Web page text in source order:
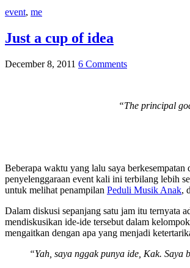
event, me
Just a cup of idea
December 8, 2011 6 Comments
“The principal
Beberapa waktu yang lalu saya
penyelenggaraan event kali ini terbilang lebih
untuk melihat penampilan Peduli Musik Anak,
Dalam diskusi sepanjang satu jam itu ternyata
mendiskusikan ide-ide tersebut dalam
mengaitkan dengan apa yang menjadi
“Yah, saya nggak punya ide, Kak.